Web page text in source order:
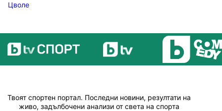
Цволе
Твоят спортен портал. Последни новини, резултати на
живо, задълбочени анализи от света на спорта